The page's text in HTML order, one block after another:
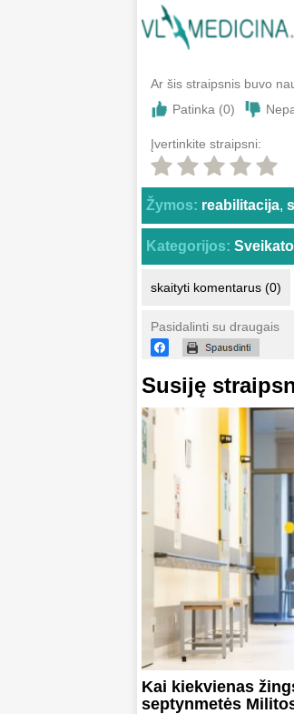
Ar šis straipsnis buvo
Patinka (0)
Įvertinkite straipsni:
Žymos: reabilitacija,
Kategorijos:
skaityti komentarus (0)
Pasidalinti su draugais
Susiję
Kai kiekvienas
septynmetės